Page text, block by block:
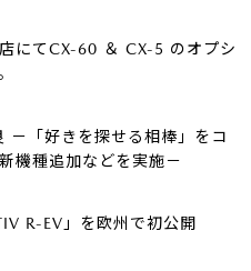
にてCX-60 ＆ CX-5 のオプシ
－「好きを探せる相棒」をコ
機種追加などを実施－
R-EV」を欧州で初公開